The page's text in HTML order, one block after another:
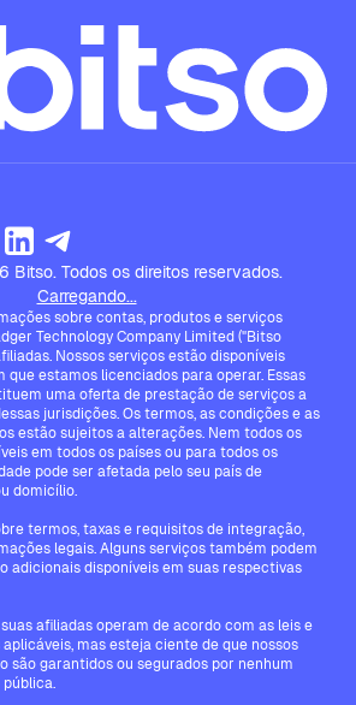
Todos os direitos reservados.
Carregando...
sobre contas, produtos e serviços
Technology Company Limited ("Bitso
Nossos serviços estão disponíveis
que estamos licenciados para operar. Essas
uma oferta de prestação de serviços a
jurisdições. Os termos, as condições e as
estão sujeitos a alterações. Nem todos os
em todos os países ou para todos os
pode ser afetada pelo seu país de
domicílio.
termos, taxas e requisitos de integração,
legais. Alguns serviços também podem
adicionais disponíveis em suas respectivas
afiliadas operam de acordo com as leis e
mas esteja ciente de que nossos
são garantidos ou segurados por nenhum